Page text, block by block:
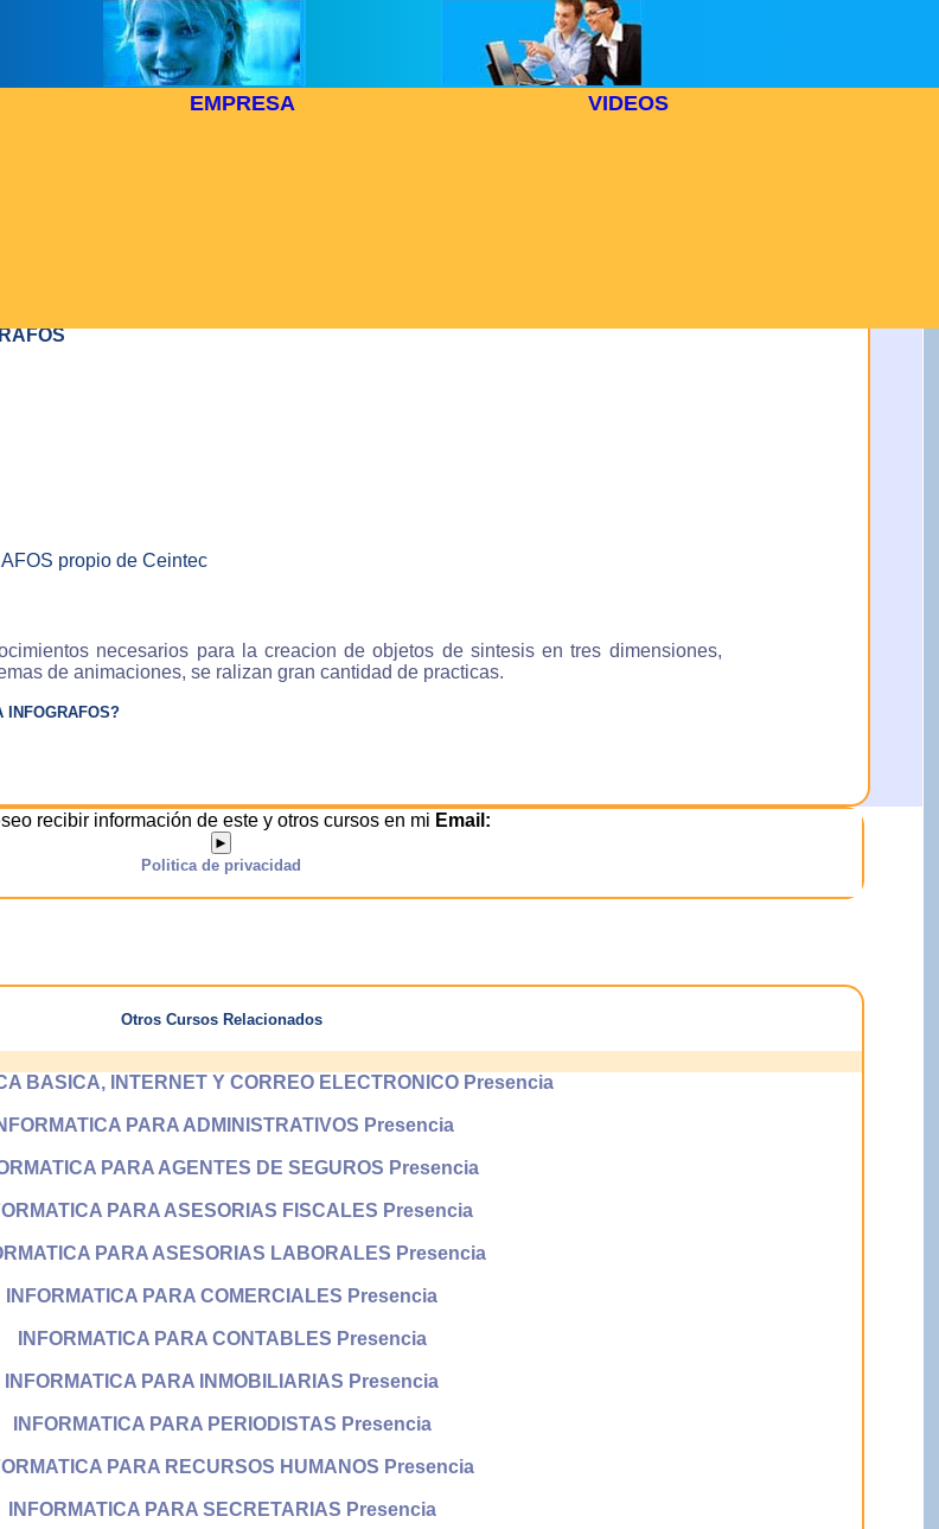
EMPRESA VIDEOS
propio de Ceintec
necesarios para la creacion de objetos de sintesis en tres dimensiones,
de animaciones, se ralizan gran cantidad de practicas.
INFOGRAFOS?
recibir información de este y otros cursos en mi Email:
►
Politica de privacidad
solicitar y obtener información de sus datos de
Otros Cursos Relacionados
BASICA, INTERNET Y CORREO ELECTRONICO Presencia
PARA ADMINISTRATIVOS Presencia
PARA AGENTES DE SEGUROS Presencia
PARA ASESORIAS FISCALES Presencia
PARA ASESORIAS LABORALES Presencia
INFORMATICA PARA COMERCIALES Presencia
INFORMATICA PARA CONTABLES Presencia
INFORMATICA PARA INMOBILIARIAS Presencia
INFORMATICA PARA PERIODISTAS Presencia
PARA RECURSOS HUMANOS Presencia
INFORMATICA PARA SECRETARIAS Presencia